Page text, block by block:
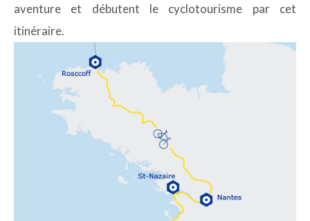
aventure et débutent le cyclotourisme par cet
itinéraire.